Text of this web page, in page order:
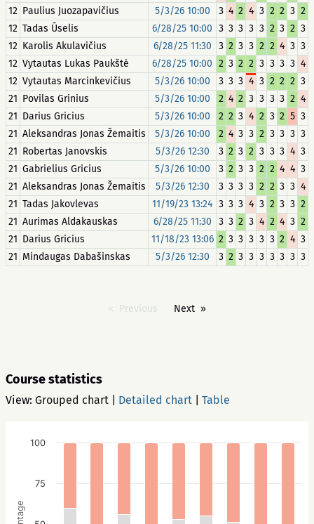
12 Paulius Juozapavičius 5/3/26 10:00 3 4 2 4 3 2 2 3 2
12 Tadas Ūselis 6/28/25 10:00 3 3 3 3 3 2 3 2 3
12 Karolis Akulavičius 6/28/25 11:30 3 2 3 3 2 2 4 3 3
12 Vytautas Lukas Paukštė 6/28/25 10:00 2 3 2 2 3 3 3 3 4
12 Vytautas Marcinkevičius 5/3/26 10:00 3 3 3 4 3 2 2 2 3
21 Povilas Grinius 5/3/26 10:00 2 4 2 3 3 3 3 2 4
21 Darius Gricius 5/3/26 10:00 2 2 3 4 2 3 2 5 3
21 Aleksandras Jonas Žemaitis 5/3/26 10:00 2 4 3 3 2 3 3 3 3
21 Robertas Janovskis 5/3/26 12:30 3 2 3 2 3 3 3 4 3
21 Gabrielius Gricius 5/3/26 10:00 3 2 3 3 2 2 4 4 3
21 Aleksandras Jonas Žemaitis 5/3/26 12:30 3 3 3 3 2 2 3 3 4
21 Tadas Jakovlevas 11/19/23 13:24 3 3 3 4 3 2 3 3 2
21 Aurimas Aldakauskas 6/28/25 11:30 3 3 2 3 4 2 4 3 2
21 Darius Gricius 11/18/23 13:06 2 3 3 3 3 3 2 4 3
21 Mindaugas Dabašinskas 5/3/26 12:30 3 2 3 3 3 3 3 3 3
Previous Next
Course statistics
View: Grouped chart Detailed chart Table
75
100